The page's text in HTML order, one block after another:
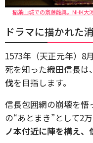
稲葉山城での斎藤龍興。NHK
ドラマに描かれた
1573年（天正元年）8月
死を知った織田信長は
伐を目指します。
信長包囲網の崩壊を悟
の“あとまき”として2
ノ本付近に陣を構え、